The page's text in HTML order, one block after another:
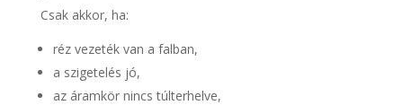
Csak akkor, ha:
réz vezeték van a falban,
a szigetelés jó,
az áramkör nincs túlterhelve,